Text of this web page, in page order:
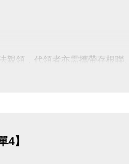
領，代領者亦需攜帶存根聯
終止等相關權利，其詳細辦法
4】